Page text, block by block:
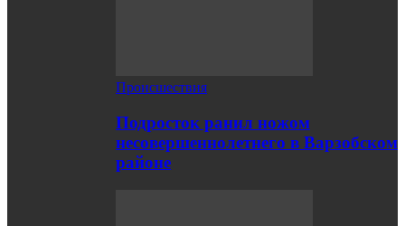
Происшествия
Подросток ранил ножом
несовершеннолетнего в Варзобском
районе